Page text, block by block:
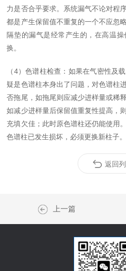
力是否合乎要求。系统漏气不论对程
都是产生保留值不重复的一个不应忽
隔垫的漏气是经常产生的，在高温
换。
（4）色谱柱检查：如果在气密性及
疑是色谱柱本身出了问题，对色谱柱
否拖尾，如拖尾则应减少进样量或稀
如减少进样量后保留值重复性提高，
充填欠佳；此时原色谱柱还仍能使用
色谱柱已发生损坏，必须更换新柱子。
返回
上一篇